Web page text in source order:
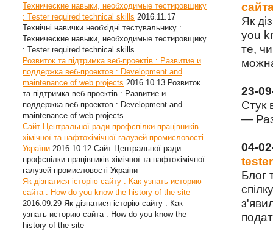
Технические навыки, необходимые тестировщику
: Tester required technical skills 2016.11.17
Технічні навички необхідні тестувальнику :
Технические навыки, необходимые тестировщику
: Tester required technical skills
Розвиток та підтримка веб-проектів : Развитие и
поддержка веб-проектов : Development and
maintenance of web projects 2016.10.13 Розвиток
та підтримка веб-проектів : Развитие и
поддержка веб-проектов : Development and
maintenance of web projects
Сайт Центральної ради профспілки працівників
хімічної та нафтохімічної галузей промисловості
України 2016.10.12 Сайт Центральної ради
профспілки працівників хімічної та нафтохімічної
галузей промисловості України
Як дізнатися історію сайту : Как узнать историю
сайта : How do you know the history of the site
2016.09.29 Як дізнатися історію сайту : Как
узнать историю сайта : How do you know the
history of the site
Як
you
те,
23-
Стук
—
04-
tester
Блог